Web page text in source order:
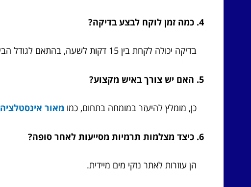
4. כמה זמן לוקח לבצע בדיקה?
בדיקה יכולה לקחת בין 15 דקות לשעה, בהתאם לגודל הבית.
5. האם יש צורך באיש מקצוע?
כן, מומלץ להיעזר במומחה בתחום, כמו מאור אינסטלציה
6. כיצד מצלמות תרמיות מסייעות לאחר סופה?
הן עוזרות לאתר נזקי מים מיידית.